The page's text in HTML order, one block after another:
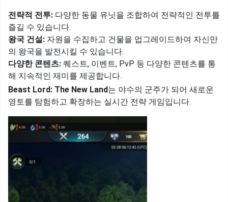
전략적 전투: 다양한 동물 유닛을 조합하여 전략적인 전투를
즐길 수 있습니다.
왕국 건설: 자원을 수집하고 건물을 업그레이드하여 자신만
의 왕국을 발전시킬 수 있습니다.
다양한 콘텐츠: 퀘스트, 이벤트, PvP 등 다양한 콘텐츠를 통
해 지속적인 재미를 제공합니다.
Beast Lord: The New Land는 야수의 군주가 되어 새로운
영토를 탐험하고 확장하는 실시간 전략 게임입니다.